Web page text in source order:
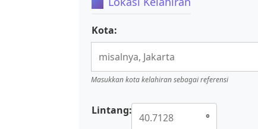
Kota:
Masukkan kota kelahiran sebagai referensi
Lintang:
°